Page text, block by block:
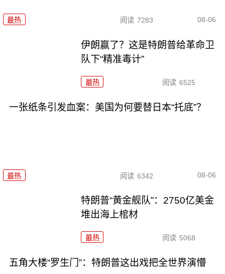
最热 阅读 7283 08-06
伊朗赢了？这是特朗普给革命卫
队下“精准毒计”
最热 阅读 6525
一张纸条引发血案：美国为何要替日本“托底”？
最热 阅读 6342 08-06
特朗普“黄金舰队”：2750亿美金
堆出海上棺材
最热 阅读 5068
五角大楼“罗生门”：特朗普这出戏把全世界演懵